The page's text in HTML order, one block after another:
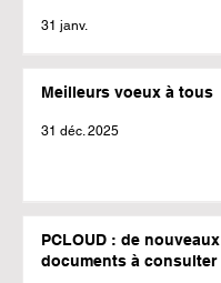
31 janv.
Meilleurs voeux à tous
31 déc. 2025
PCLOUD : de nouveaux
documents à consulter